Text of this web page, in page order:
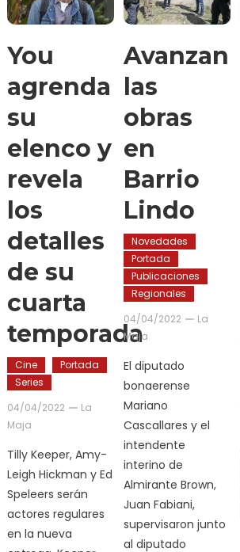
You
agrenda
su
elenco y
revela
los
detalles
de su
cuarta
temporada
Cine
Portada
Series
04/04/2022
La
Maja
Tilly Keeper, Amy-
Leigh Hickman y Ed
Speleers serán
actores regulares
en la nueva
Avanzan
las
obras
en
Barrio
Lindo
Novedades
Portada
Publicaciones
Regionales
04/04/2022
La
Maja
El diputado
bonaerense
Mariano
Cascallares y el
intendente
interino de
Almirante Brown,
Juan Fabiani,
supervisaron junto
al diputado